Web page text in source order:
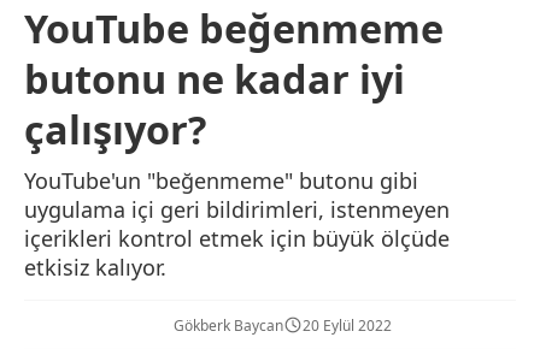
YouTube beğenmeme
butonu ne kadar iyi
çalışıyor?
YouTube'un "beğenmeme" butonu gibi
uygulama içi geri bildirimleri, istenmeyen
içerikleri kontrol etmek için büyük ölçüde
etkisiz kalıyor.
Gökberk Baycan 20 Eylül 2022